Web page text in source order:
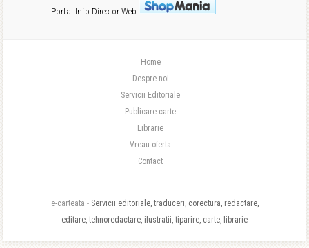
Portal Info Director Web
Home
Despre noi
Servicii Editoriale
Publicare carte
Librarie
Vreau oferta
Contact
e-carteata - Servicii editoriale, traduceri, corectura, redactare,
editare, tehnoredactare, ilustratii, tiparire, carte, librarie